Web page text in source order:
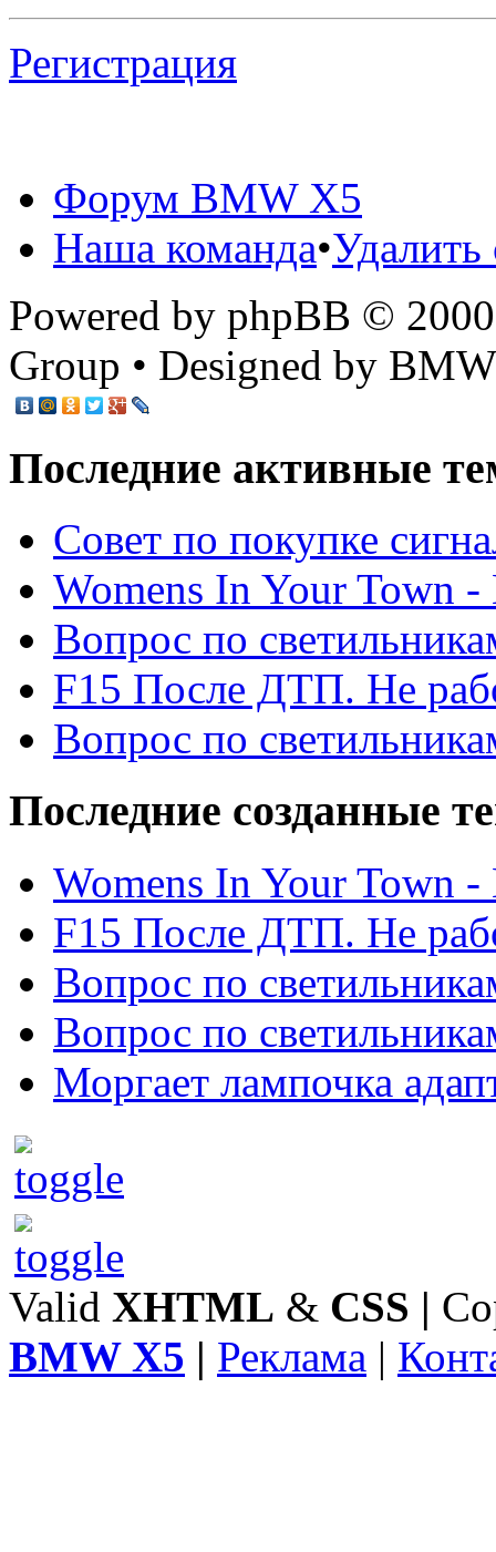
Регистрация
Форум BMW X5
Наша команда•
Powered by phpBB ©
Group • Designed by
Последние активные
Cовет по покупке
Womens In Your Town
Вопрос по
F15 После ДТП. Не
Вопрос по
Последние созданные
Womens In Your Town
F15 После ДТП. Не
Вопрос по
Вопрос по
Моргает лампочка
Valid XHTML & CSS |
BMW X5 | Реклама |